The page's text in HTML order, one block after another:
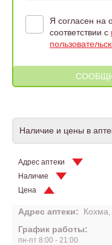
Я согласен на
соответствии с
Наличие и цены в
Адрес аптеки
Наличие
Цена
Адрес аптеки:
График работы:
пн-пт 8:00 - 21:00